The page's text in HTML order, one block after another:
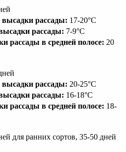
высадки рассады: 17-20°С
рассады: 7-9°С
рассады в средней полосе: 20
высадки рассады: 20-25°С
рассады: 16-18°С
рассады в средней полосе: 18-
для ранних сортов, 35-50 дней